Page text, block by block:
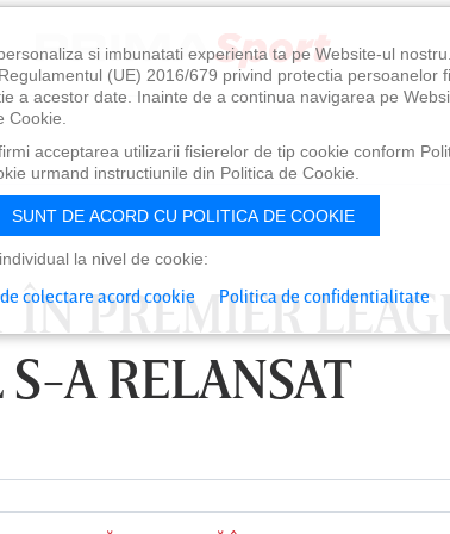
PREMIER
A RELANSAT
VINERI 07 AUG, 21:00
si imbunatati experienta ta pe Website-ul
(UE) 2016/679 privind protectia persoanelor
a acestor date. Inainte de a continua navigarea pe
Cookie.
acceptarea utilizarii fisierelor de tip cookie conform
urmand instructiunile din Politica de Cookie.
SUNT DE ACORD CU POLITICA DE COOKIE
la nivel de cookie:
colectare acord cookie Politica de confidentialitate